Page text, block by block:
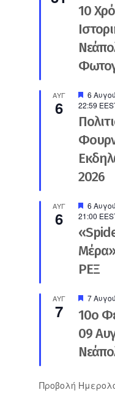
10
ΑΥΓ
6
6
22:59
2026
ΑΥΓ
6
6
21:00
ΡΕΞ
ΑΥΓ
7
7
10ο
09
Προβολή